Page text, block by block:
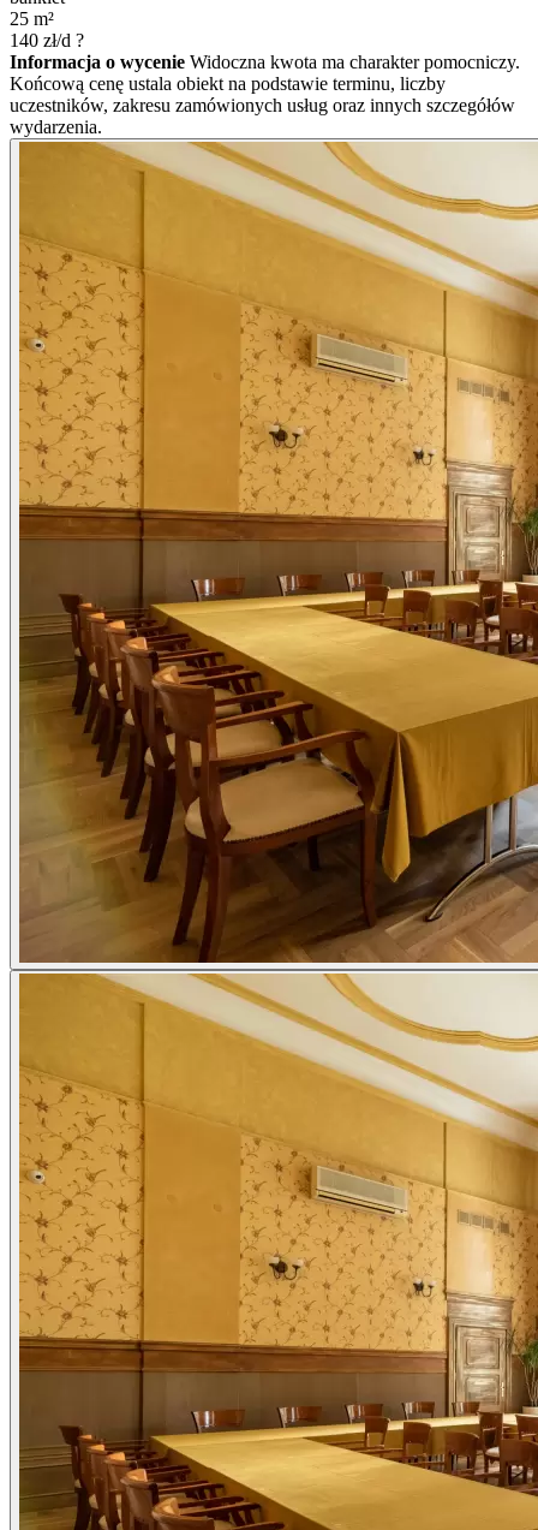
25 m²
140 zł/d ?
Informacja o wycenie Widoczna kwota ma charakter pomocniczy.
Końcową cenę ustala obiekt na podstawie terminu, liczby
uczestników, zakresu zamówionych usług oraz innych szczegółów
wydarzenia.